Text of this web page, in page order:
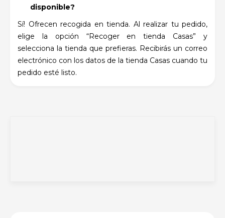
disponible?
Sí! Ofrecen recogida en tienda. Al realizar tu pedido,
elige la opción “Recoger en tienda Casas” y
selecciona la tienda que prefieras. Recibirás un correo
electrónico con los datos de la tienda Casas cuando tu
pedido esté listo.